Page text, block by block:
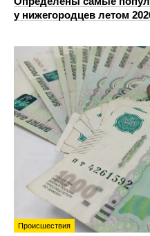
у нижегородцев летом
Происшествия